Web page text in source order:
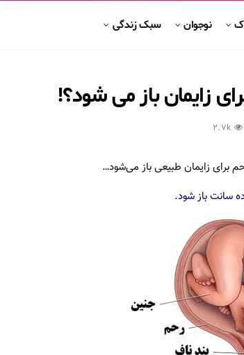
نوجوان سبک زندگی
زایمان باز می شود؟!
2.7k
سانت باز شود.